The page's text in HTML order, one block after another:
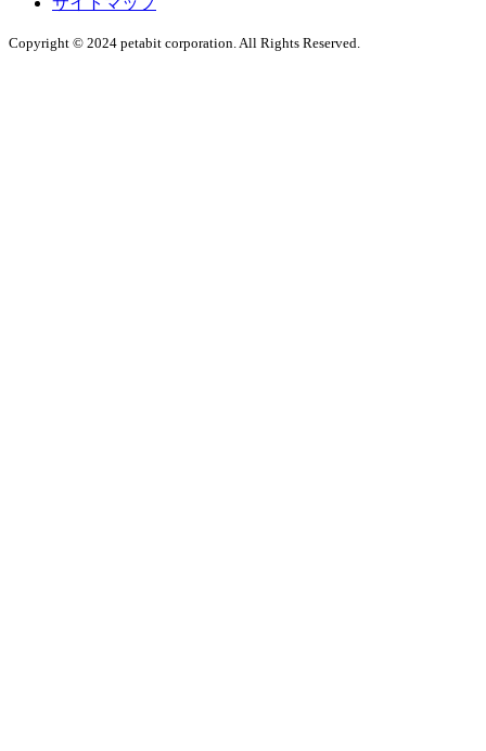
Copyright © 2024 petabit corporation. All Rights Reserved.